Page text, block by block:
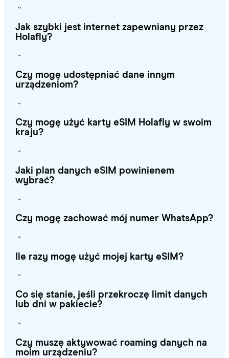
Jak szybki jest internet zapewniany przez
Holafly?
Czy mogę udostępniać dane innym
urządzeniom?
Czy mogę użyć karty eSIM Holafly w swoim
kraju?
Jaki plan danych eSIM powinienem
wybrać?
Czy mogę zachować mój numer WhatsApp?
Ile razy mogę użyć mojej karty eSIM?
Co się stanie, jeśli przekroczę limit danych
lub dni w pakiecie?
Czy muszę aktywować roaming danych na
moim urządzeniu?